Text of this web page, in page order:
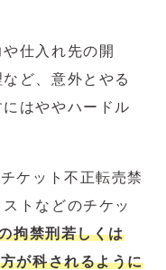
仕入れ先の開
ど、意外とやる
はややハードル
ケット不正転売禁
トなどのチケッ
拘禁刑若しくは
が科されるように